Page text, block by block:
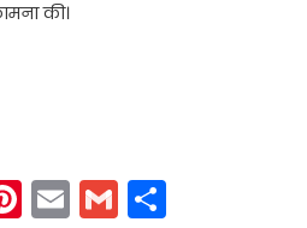
की।
Pinterest
EmailGmail